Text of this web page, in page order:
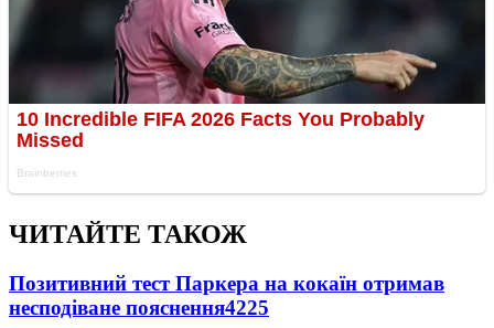
ЧИТАЙТЕ ТАКОЖ
Позитивний тест Паркера на кокаїн отримав
несподіване пояснення4225